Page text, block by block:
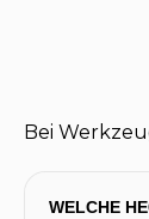
Bei
WELCHE